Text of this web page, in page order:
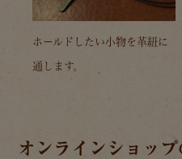
ホールドしたい小物を革紐に
通します。
オンラインショッ